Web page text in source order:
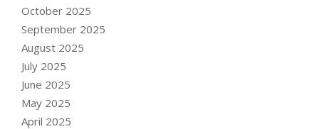
October 2025
September 2025
August 2025
July 2025
June 2025
May 2025
April 2025